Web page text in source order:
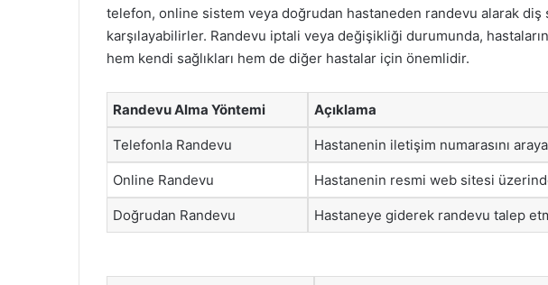
telefon, online sistem veya doğrudan hastaneden randevu alarak diş
karşılayabilirler. Randevu iptali veya değişikliği durumunda,
hem kendi sağlıkları hem de diğer hastalar için önemlidir.
Randevu Alma Yöntemi Açıklama
Telefonla Randevu Hastanenin iletişim numarasını
Online Randevu Hastanenin resmi web sitesi
Doğrudan Randevu Hastaneye giderek randevu talep